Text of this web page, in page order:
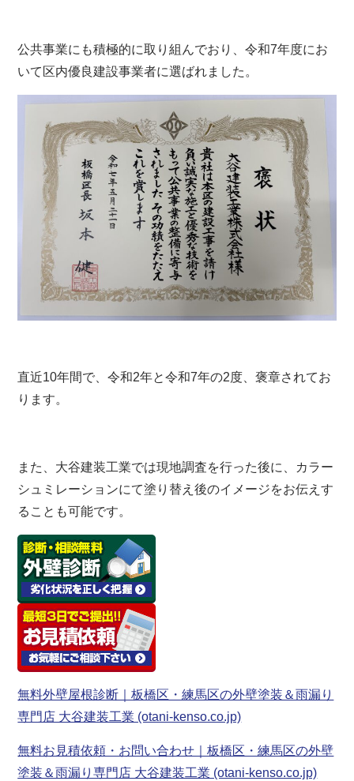
公共事業にも積極的に取り組んでおり、令和7年度にお
いて区内優良建設事業者に選ばれました。
直近10年間で、令和2年と令和7年の2度、褒章されてお
ります。
また、大谷建装工業では現地調査を行った後に、カラー
シュミレーションにて塗り替え後のイメージをお伝えす
ることも可能です。
無料外壁屋根診断｜板橋区・練馬区の外壁塗装＆雨漏り
専門店 大谷建装工業 (otani-kenso.co.jp)
無料お見積依頼・お問い合わせ｜板橋区・練馬区の外壁
塗装＆雨漏り専門店 大谷建装工業 (otani-kenso.co.jp)